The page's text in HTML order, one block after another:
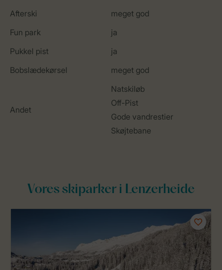
Afterski
meget god
Fun park
ja
Pukkel pist
ja
Bobslædekørsel
meget god
Andet
Natskiløb
Off-Pist
Gode vandrestier
Skøjtebane